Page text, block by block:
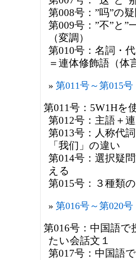
第008号：”吗”の
第009号：”不”と
（変調）
第010号：名詞・
＝連体修飾語（体
第011号～第015号
第011号：5W1Hを
第012号：主語＋
第013号：人称代
「我们」の違い
第014号：選択疑
える
第015号：３種類
第016号～第020号
第016号：中国語
たい会話文１
第017号：中国語